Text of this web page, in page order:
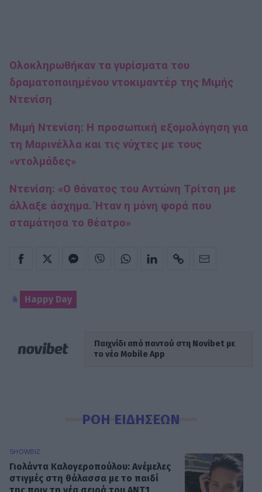
Ολοκληρωθήκαν τα γυρίσματα του
δραματοποιημένου ντοκιμαντέρ της Μιμής
Ντενίση
Μιμή Ντενίση: Η προσωπική εξομολόγηση για
τη Μαρινέλλα και τις νύχτες με τους
«ντολμάδες»
Ντενίση: «Ο θάνατος του Αντώνη Τρίτση με
άλλαξε άσχημα. Ήταν η μόνη φορά που
σταμάτησα το θέατρο»
Happy Day
Παιχνίδι από παντού στη Novibet με
το νέο Mobile App
ΡΟΗ ΕΙΔΗΣΕΩΝ
SHOWBIZ
Γιολάντα Καλογεροπούλου: Ανέμελες
στιγμές στη θάλασσα με το παιδί